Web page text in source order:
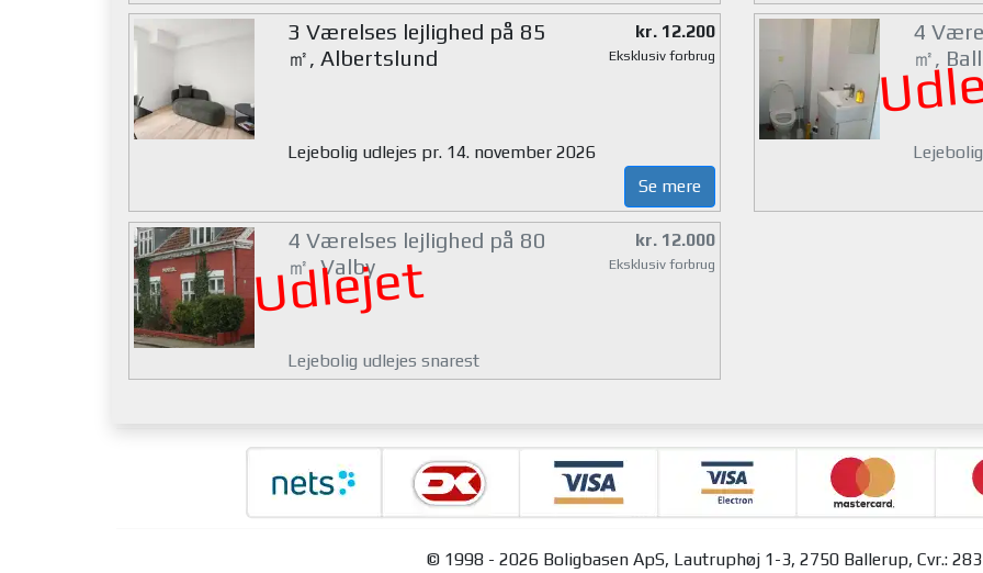
3 Værelses lejlighed på 85
㎡, Albertslund
kr. 12.200
Eksklusiv forbrug
Lejebolig udlejes pr. 14. november 2026
Se mere
4
㎡,
Udlejet
4 Værelses lejlighed på 80
㎡, Valby
kr. 12.000
Eksklusiv forbrug
Lejebolig udlejes snarest
© 1998 - 2026 Boligbasen ApS, Lautruphøj 1-3, 2750 Ballerup, Cvr.: